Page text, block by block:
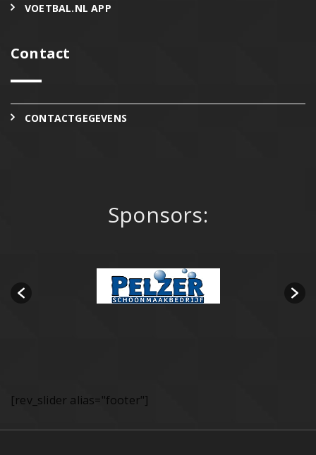
VOETBAL.NL APP
Contact
CONTACTGEGEVENS
Sponsors:
[rev_slider alias="footer"]